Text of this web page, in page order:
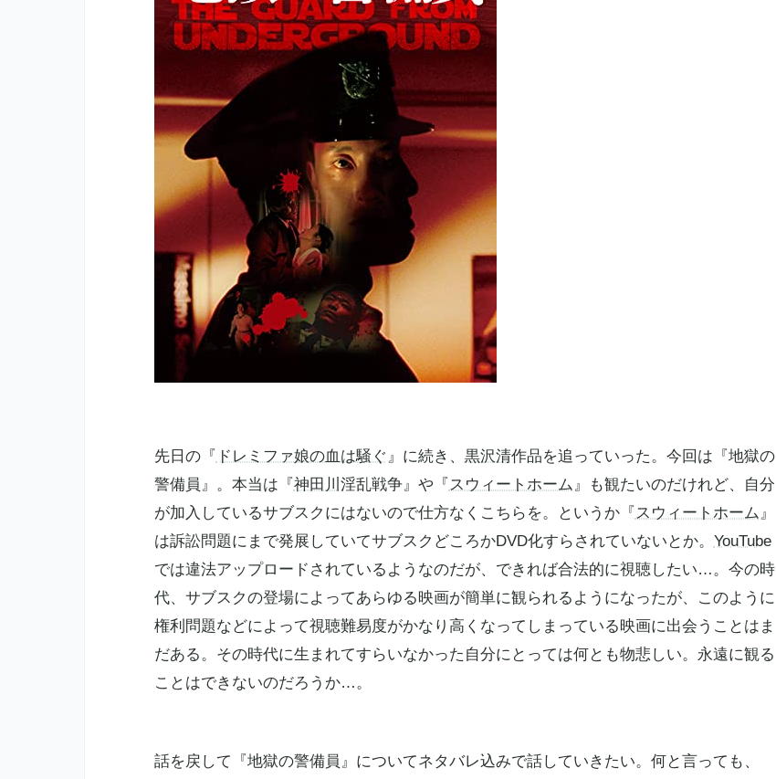
先日の『 ドレミファ娘の血は騒ぐ 』に続き、 黒沢清作品を追っていった。今回は『地獄の
警備員』。本当は『神田川 淫乱戦争』や『 スウィートホーム 』も観たいのだけれど、自分
が加入しているサブスクにはないので仕方なくこちらを。というか『 スウィートホーム 』
は訴訟問題にまで発展していてサブスクどころかDVD化すらされていないとか。 YouTube
では違法アップロードされているようなのだが、できれば合法的に視聴したい…。今の時
代、サブスクの登場によってあらゆる映画が簡単に観られるようになったが、このように
権利問題などによって視聴難易度がかなり高くなってしまっている映画に出会うことはま
だある。その時代に生まれてすらいなかった自分にとっては何とも物悲しい。永遠に観る
ことはできないのだろうか…。
話を戻して『地獄の警備員』についてネタバレ込みで話していきたい。何と言っても、